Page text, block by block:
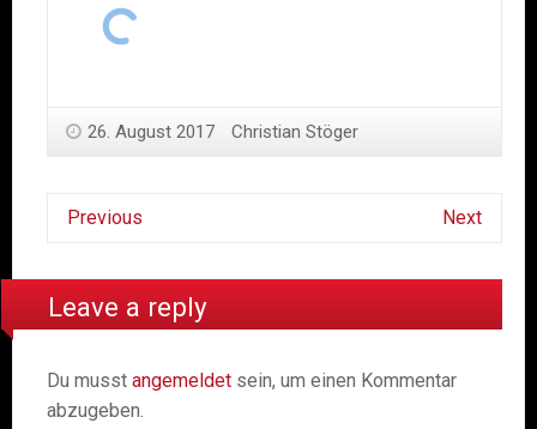
26. August 2017 Christian Stöger
Previous Next
Leave a reply
Du musst angemeldet sein, um einen Kommentar
abzugeben.